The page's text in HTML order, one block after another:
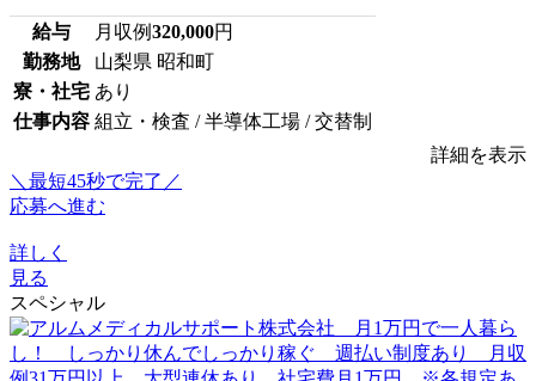
給与 月収例320,000円
勤務地
山梨県 昭和町
寮・社宅 あり
仕事内容 組立・検査 / 半導体工場 / 交替制
詳細を表示
＼最短45秒で完了／
応募へ進む
詳しく
見る
スペシャル